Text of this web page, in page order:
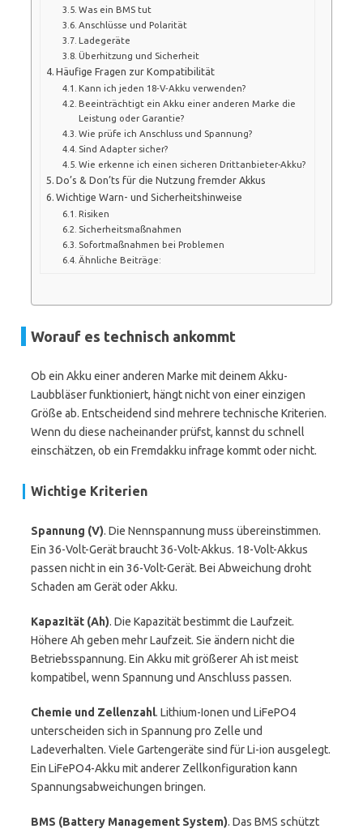
Was ein BMS tut
Anschlüsse und Polarität
Ladegeräte
Überhitzung und Sicherheit
Häufige Fragen zur Kompatibilität
Kann ich jeden 18‑V‑Akku verwenden?
Beeinträchtigt ein Akku einer anderen Marke die
Leistung oder Garantie?
Wie prüfe ich Anschluss und Spannung?
Sind Adapter sicher?
Wie erkenne ich einen sicheren Drittanbieter-Akku?
Do’s & Don’ts für die Nutzung fremder Akkus
Wichtige Warn- und Sicherheitshinweise
Risiken
Sicherheitsmaßnahmen
Sofortmaßnahmen bei Problemen
Ähnliche Beiträge:
Worauf es technisch ankommt
Ob ein Akku einer anderen Marke mit deinem Akku-
Laubbläser funktioniert, hängt nicht von einer einzigen
Größe ab. Entscheidend sind mehrere technische Kriterien.
Wenn du diese nacheinander prüfst, kannst du schnell
einschätzen, ob ein Fremdakku infrage kommt oder nicht.
Wichtige Kriterien
Spannung (V). Die Nennspannung muss übereinstimmen.
Ein 36-Volt-Gerät braucht 36-Volt-Akkus. 18-Volt-Akkus
passen nicht in ein 36-Volt-Gerät. Bei Abweichung droht
Schaden am Gerät oder Akku.
Kapazität (Ah). Die Kapazität bestimmt die Laufzeit.
Höhere Ah geben mehr Laufzeit. Sie ändern nicht die
Betriebsspannung. Ein Akku mit größerer Ah ist meist
kompatibel, wenn Spannung und Anschluss passen.
Chemie und Zellenzahl. Lithium-Ionen und LiFePO4
unterscheiden sich in Spannung pro Zelle und
Ladeverhalten. Viele Gartengeräte sind für Li-ion ausgelegt.
Ein LiFePO4-Akku mit anderer Zellkonfiguration kann
Spannungsabweichungen bringen.
BMS (Battery Management System). Das BMS schützt